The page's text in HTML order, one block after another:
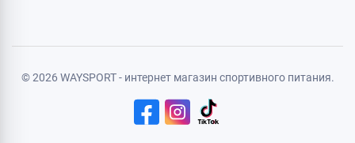
Логистический партнер